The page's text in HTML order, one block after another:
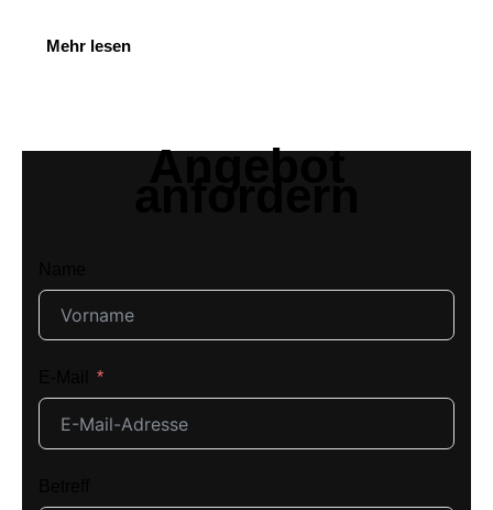
Mehr lesen
Angebot